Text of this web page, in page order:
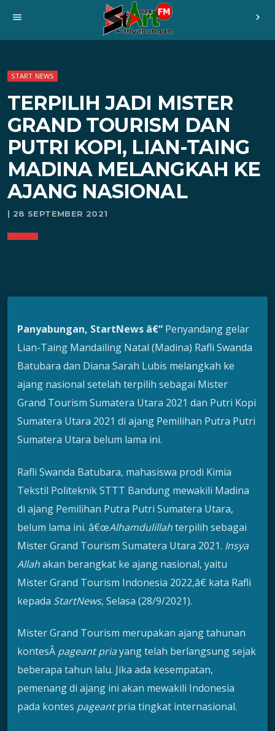
menu chevron_right
START NEWS
TERPILIH JADI MISTER
GRAND TOURISM DAN
PUTRI KOPI, LIAN-TAING
MADINA MELANGKAH KE
AJANG NASIONAL
| 28 SEPTEMBER 2021
Panyabungan, StartNews â€“ Penyandang gelar
Lian-Taing Mandailing Natal (Madina) Rafli Swanda
Batubara dan Diana Sarah Lubis melangkah ke
ajang nasional setelah terpilih sebagai Mister
Grand Tourism Sumatera Utara 2021 dan Putri Kopi
Sumatera Utara 2021 di ajang Pemilihan Putra Putri
Sumatera Utara belum lama ini.
Rafli Swanda Batubara, mahasiswa prodi Kimia
Tekstil Politeknik STTT Bandung mewakili Madina
di ajang Pemilihan Putra Putri Sumatera Utara,
belum lama ini. â€œAlhamdulillahterpilih sebagai
Mister Grand Tourism Sumatera Utara 2021. Insya
Allahakan berangkat ke ajang nasional, yaitu
Mister Grand Tourism Indonesia 2022,â€ kata Rafli
kepada StartNews, Selasa (28/9/2021).
Mister Grand Tourism merupakan ajang tahunan
kontesÂ pageant priayang telah berlangsung sejak
beberapa tahun lalu. Jika ada kesempatan,
pemenang di ajang ini akan mewakili Indonesia
pada kontes pageantpria tingkat internasional.